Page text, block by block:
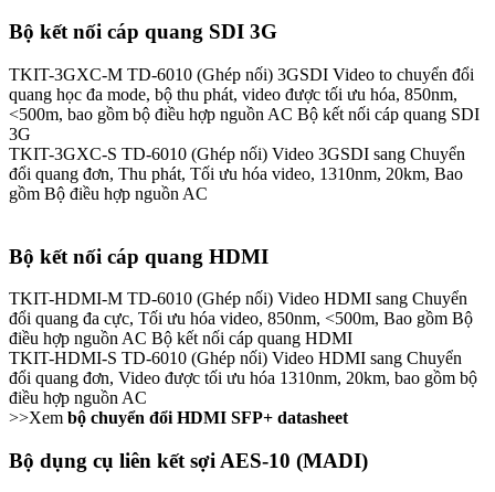
Bộ kết nối cáp quang SDI 3G
TKIT-3GXC-M TD-6010 (Ghép nối) 3GSDI Video to chuyển đổi
quang học đa mode, bộ thu phát, video được tối ưu hóa, 850nm,
<500m, bao gồm bộ điều hợp nguồn AC Bộ kết nối cáp quang SDI
3G
TKIT-3GXC-S TD-6010 (Ghép nối) Video 3GSDI sang Chuyển
đổi quang đơn, Thu phát, Tối ưu hóa video, 1310nm, 20km, Bao
gồm Bộ điều hợp nguồn AC
Bộ kết nối cáp quang HDMI
TKIT-HDMI-M TD-6010 (Ghép nối) Video HDMI sang Chuyển
đổi quang đa cực, Tối ưu hóa video, 850nm, <500m, Bao gồm Bộ
điều hợp nguồn AC Bộ kết nối cáp quang HDMI
TKIT-HDMI-S TD-6010 (Ghép nối) Video HDMI sang Chuyển
đổi quang đơn, Video được tối ưu hóa 1310nm, 20km, bao gồm bộ
điều hợp nguồn AC
>>Xem bộ chuyển đổi HDMI SFP+ datasheet
Bộ dụng cụ liên kết sợi AES-10 (MADI)